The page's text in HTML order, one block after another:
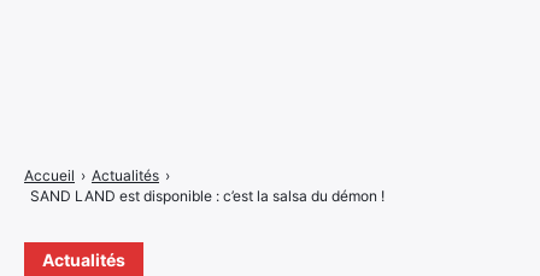
Actualités
Accueil › Actualités ›
SAND LAND est disponible : c’est la salsa du démon !